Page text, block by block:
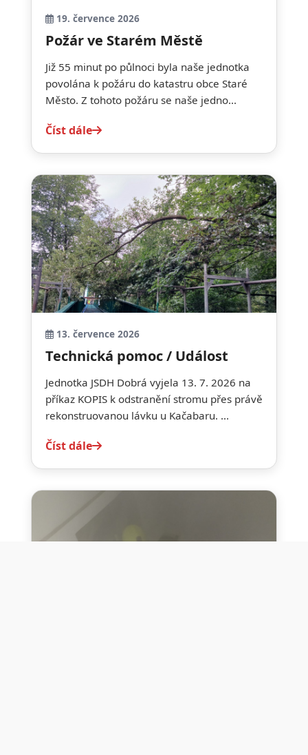
19. července 2026
Požár ve Starém Městě
Již 55 minut po půlnoci byla naše jednotka
povolána k požáru do katastru obce Staré
Město. Z tohoto požáru se naše jedno...
Číst dále
13. července 2026
Technická pomoc / Událost
Jednotka JSDH Dobrá vyjela 13. 7. 2026 na
příkaz KOPIS k odstranění stromu přes právě
rekonstruovanou lávku u Kačabaru. ...
Číst dále